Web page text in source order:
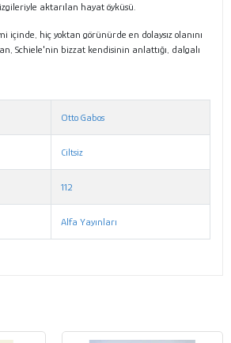
aktarılan hayat öyküsü.
hiç yoktan görünürde en dolaysız olanını
Schiele'nin bizzat kendisinin anlattığı, dalgalı
Otto Gabos
Ciltsiz
112
Alfa Yayınları